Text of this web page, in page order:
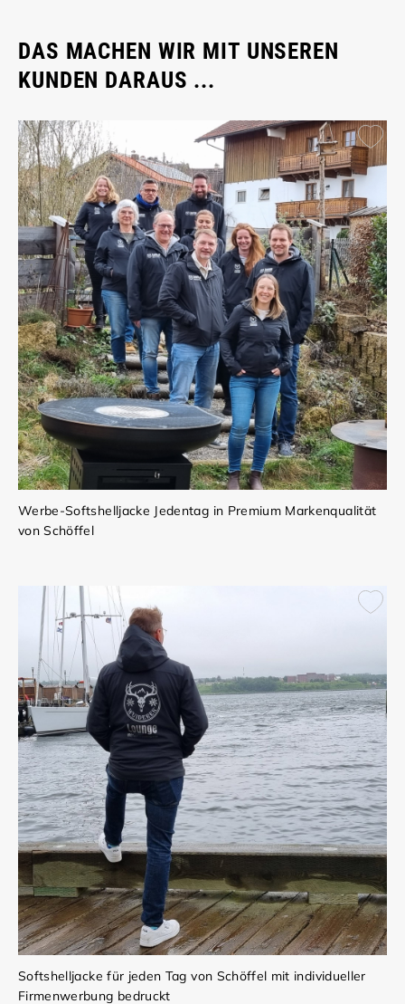
DAS MACHEN WIR MIT UNSEREN
KUNDEN DARAUS ...
Werbe-Softshelljacke Jedentag in Premium Markenqualität
von Schöffel
Softshelljacke für jeden Tag von Schöffel mit individueller
Firmenwerbung bedruckt